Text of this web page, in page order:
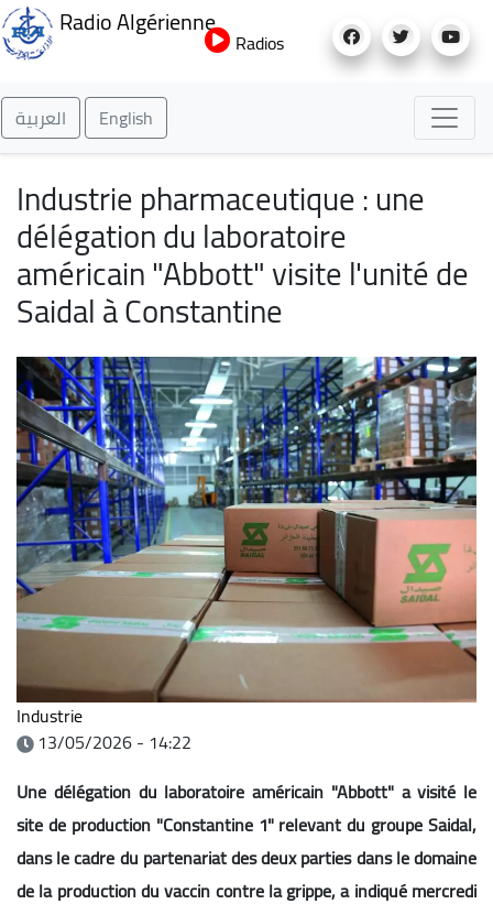
au
Radio Algérienne
Radios
العربية English
Industrie pharmaceutique : une
délégation du laboratoire
américain "Abbott" visite l'unité de
Saidal à Constantine
Industrie
13/05/2026 - 14:22
Une délégation du laboratoire américain "Abbott" a visité le
site de production "Constantine 1" relevant du groupe Saidal,
dans le cadre du partenariat des deux parties dans le domaine
de la production du vaccin contre la grippe, a indiqué mercredi